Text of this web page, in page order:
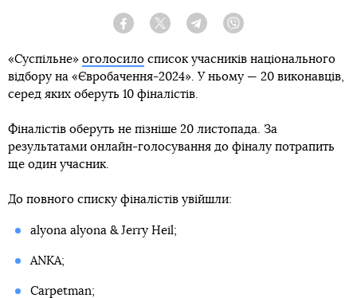
Facebook Twitter Telegram
«Суспільне» оголосило список учасників національного
відбору на «Євробачення-2024». У ньому — 20 виконавців,
серед яких оберуть 10 фіналістів.
Фіналістів оберуть не пізніше 20 листопада. За
результатами онлайн-голосування до фіналу потрапить
ще один учасник.
До повного списку фіналістів увійшли:
alyona alyona & Jerry Heil;
ANKA;
Carpetman;